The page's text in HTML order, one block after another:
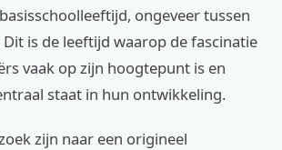
ongeveer tussen
Dit is de leeftijd waarop de fascinatie
vaak op zijn hoogtepunt is en
staat in hun ontwikkeling.
zijn naar een origineel